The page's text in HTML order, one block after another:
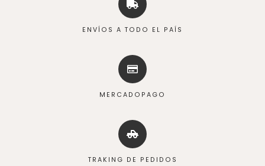
ENVÍOS A TODO EL PAÍS
MERCADOPAGO
TRAKING DE PEDIDOS